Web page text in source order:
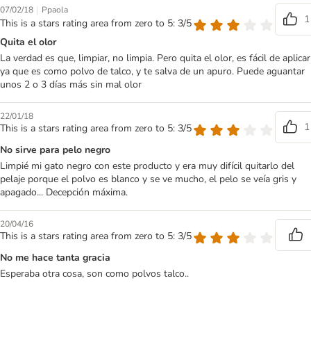
07/02/18 | Ppaola
This is a stars rating area from zero to 5: 3/5
1
Quita el olor
La verdad es que, limpiar, no limpia. Pero quita el olor, es fácil de aplicar
ya que es como polvo de talco, y te salva de un apuro. Puede aguantar
unos 2 o 3 días más sin mal olor
22/01/18
This is a stars rating area from zero to 5: 3/5
1
No sirve para pelo negro
Limpié mi gato negro con este producto y era muy difícil quitarlo del
pelaje porque el polvo es blanco y se ve mucho, el pelo se veía gris y
apagado... Decepción máxima.
20/04/16
This is a stars rating area from zero to 5: 3/5
No me hace tanta gracia
Esperaba otra cosa, son como polvos talco..